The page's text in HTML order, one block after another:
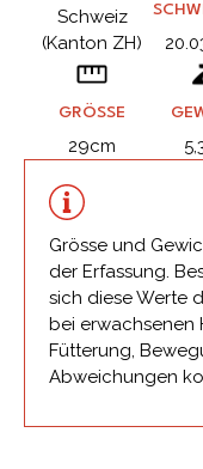
Schweiz
(Kanton ZH)
GRÖSSE
29cm
Grösse und
der Erfassung.
sich diese Werte
bei erwachsenen
Fütterung,
Abweichungen